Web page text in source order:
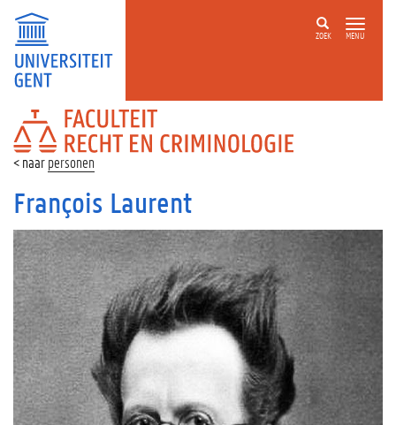
ZOEK MENU
FACULTEIT
RECHT
EN
CRIMINOLOGIE
personen
François Laurent